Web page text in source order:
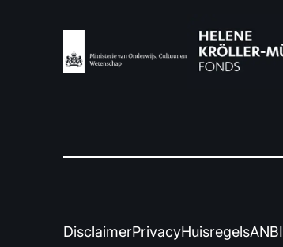
DisclaimerPrivacyHuisregelsANBI